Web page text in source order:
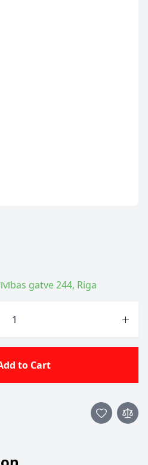
gatve 244, Riga
to Cart